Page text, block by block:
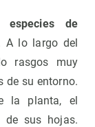
especies de
A lo largo del
rasgos muy
de su entorno.
la planta, el
de sus hojas.